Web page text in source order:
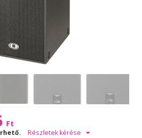
Ft
Részletek kérése